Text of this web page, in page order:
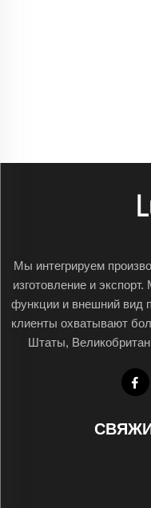
Мы интегрируем
изготовление и
функции и внешний вид
клиенты охватывают
Штаты,